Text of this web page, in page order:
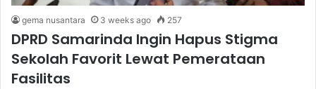
gema nusantara 3 weeks ago 257
DPRD Samarinda Ingin Hapus Stigma
Sekolah Favorit Lewat Pemerataan
Fasilitas